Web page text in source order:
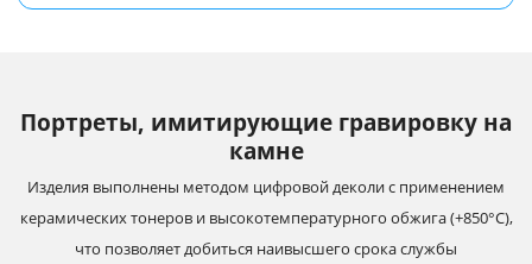
Портреты, имитирующие гравировку на
камне
Изделия выполнены методом цифровой деколи с применением
керамических тонеров и высокотемпературного обжига (+850°С),
что позволяет добиться наивысшего срока службы